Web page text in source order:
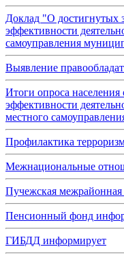
Доклад "О достигнутых
эффективности
самоуправления
Выявление
Итоги опроса
эффективности
местного
Профилактика
Межнациональные
Пучежская межрайонная
Пенсионный фонд
ГИБДД информирует